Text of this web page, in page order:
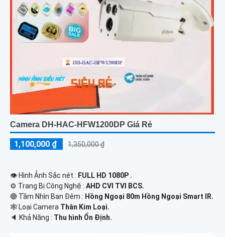
Camera DH-HAC-HFW1200DP Giá Rẻ
1,100,000 ₫ 1,350,000 ₫
👁 Hình Ảnh Sắc nét : FULL HD 1080P .
⚙ Trang Bị Công Nghệ : AHD CVI TVI BCS.
🔴 Tầm Nhìn Ban Đêm : Hồng Ngoại 80m Hồng Ngoại Smart IR.
🕸️ Loại Camera Thân Kim Loại.
️🔈 Khả Năng : Thu hình Ổn Định.